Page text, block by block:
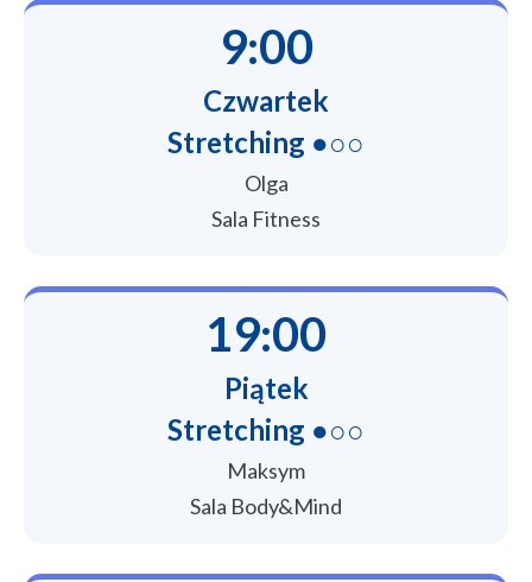
9:00
Czwartek
Stretching ●○○
Olga
Sala Fitness
19:00
Piątek
Stretching ●○○
Maksym
Sala Body&Mind